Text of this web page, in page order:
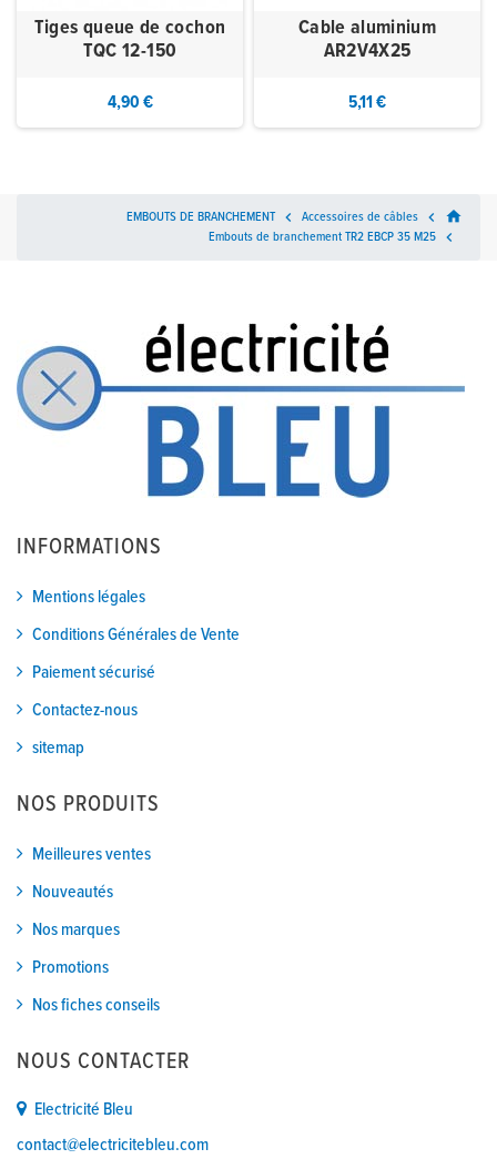
Tiges queue de cochon
TQC 12-150
4,90 €
Cable aluminium
AR2V4X25
5,11 €
home

Accessoires de câbles

EMBOUTS DE BRANCHEMENT

Embouts de branchement TR2 EBCP 35 M25
INFORMATIONS
Mentions légales
Conditions Générales de Vente
Paiement sécurisé
Contactez-nous
sitemap
NOS PRODUITS
Meilleures ventes
Nouveautés
Nos marques
Promotions
Nos fiches conseils
NOUS CONTACTER
Electricité Bleu
contact@electricitebleu.com